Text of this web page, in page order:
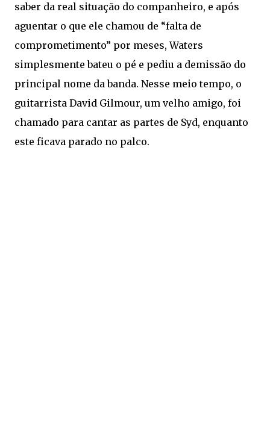
saber da real situação do companheiro, e após
aguentar o que ele chamou de “falta de
comprometimento” por meses, Waters
simplesmente bateu o pé e pediu a demissão do
principal nome da banda. Nesse meio tempo, o
guitarrista David Gilmour, um velho amigo, foi
chamado para cantar as partes de Syd, enquanto
este ficava parado no palco.